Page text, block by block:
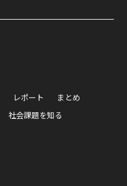
レポート
まとめ
社会課題を知る